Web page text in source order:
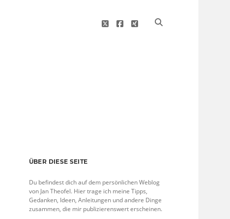
twitterfacebook
xing
Sidebar
ÜBER DIESE SEITE
Du befindest dich auf dem persönlichen Weblog
von Jan Theofel. Hier trage ich meine Tipps,
Gedanken, Ideen, Anleitungen und andere Dinge
zusammen, die mir publizierenswert erscheinen.